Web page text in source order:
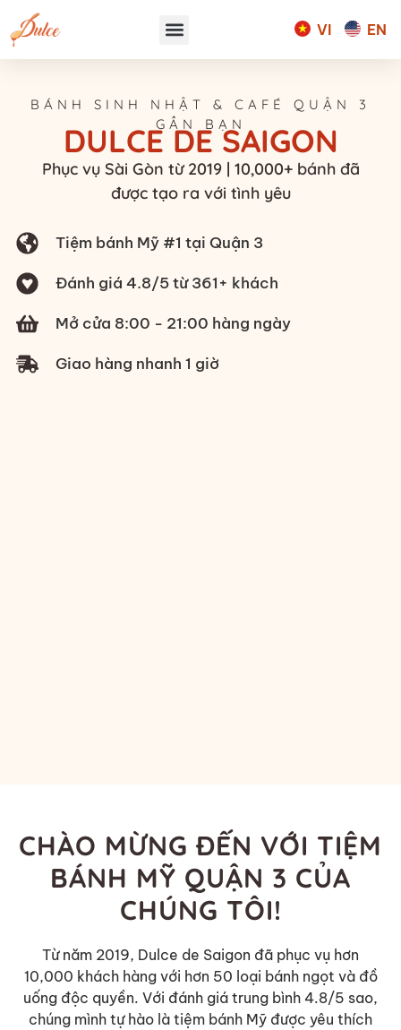
VI EN
BÁNH SINH NHẬT & CAFÉ QUẬN 3
GẦN BẠN
DULCE DE SAIGON
Phục vụ Sài Gòn từ 2019 | 10,000+ bánh đã
được tạo ra với tình yêu
Tiệm bánh Mỹ #1 tại Quận 3
Đánh giá 4.8/5 từ 361+ khách
Mở cửa 8:00 - 21:00 hàng ngày
Giao hàng nhanh 1 giờ
CHÀO MỪNG ĐẾN VỚI TIỆM
BÁNH MỸ QUẬN 3 CỦA
CHÚNG TÔI!
Từ năm 2019, Dulce de Saigon đã phục vụ hơn
10,000 khách hàng với hơn 50 loại bánh ngọt và đồ
uống độc quyền. Với đánh giá trung bình 4.8/5 sao,
chúng mình tự hào là tiệm bánh Mỹ được yêu thích